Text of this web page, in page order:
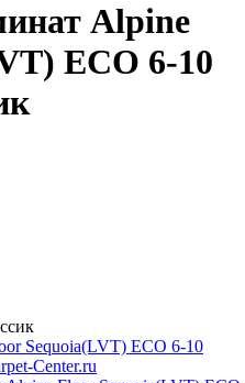
Alpine
ECO 6-10